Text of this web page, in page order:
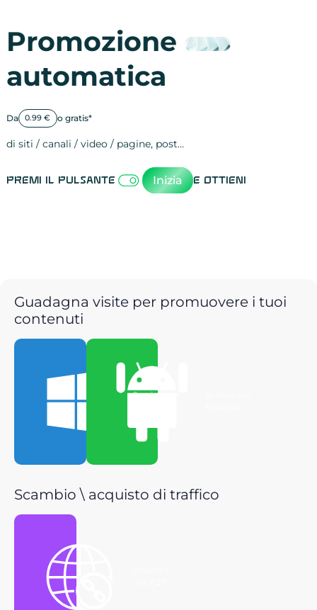
Promozione
automatica
Da 0.99 € o gratis*
di siti / canali / video / pagine, post…
Premi il pulsante Inizia e ottieni
Guadagna visite per promuovere i tuoi
contenuti
Scarica per
Scambio \ acquisto di traffico